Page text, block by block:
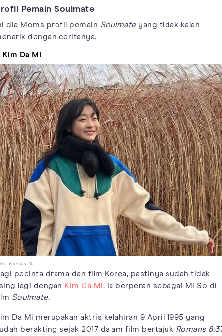
Pemain Soulmate
dia Moms profil pemain Soulmateyang tidak kalah
dengan ceritanya.
Kim Da Mi
Kim Da Mi
pecinta drama dan film Korea, pastinya sudah tidak
lagi dengan Kim Da Mi. Ia berperan sebagai Mi So di
Soulmate.
Da Mi merupakan aktris kelahiran 9 April 1995 yang
berakting sejak 2017 dalam film bertajuk Romans